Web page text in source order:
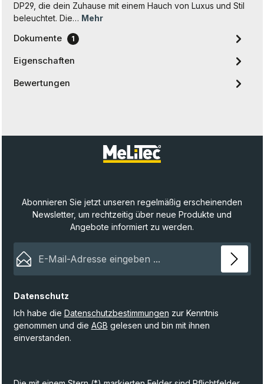
DP29, die dein Zuhause mit einem Hauch von Luxus und Stil
beleuchtet. Die… Mehr
Dokumente 1
Eigenschaften
Bewertungen
Abonnieren Sie jetzt unseren regelmäßig erscheinenden
Newsletter, um rechtzeitig über neue Produkte und
Angebote informiert zu werden.
Datenschutz
Ich habe die Datenschutzbestimmungen zur Kenntnis
genommen und die AGB gelesen und bin mit ihnen
einverstanden.